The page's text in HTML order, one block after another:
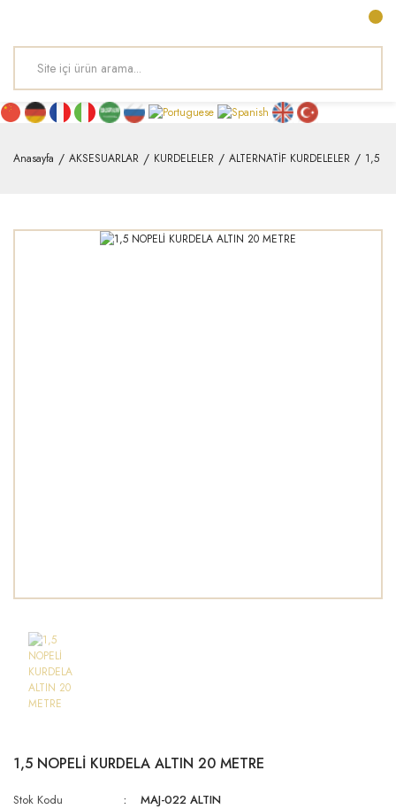
Anasayfa AKSESUARLAR KURDELELER ALTERNATİF KURDELELER 1,5
1,5 NOPELİ KURDELA ALTIN 20 METRE
Stok Kodu
MAJ-022 ALTIN